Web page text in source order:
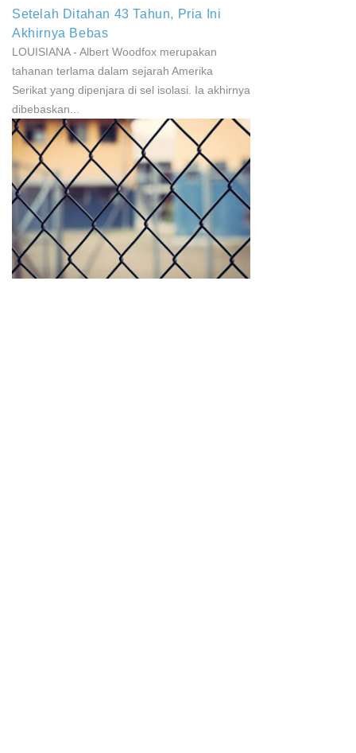
Setelah Ditahan 43 Tahun, Pria Ini
Akhirnya Bebas
LOUISIANA - Albert Woodfox merupakan
tahanan terlama dalam sejarah Amerika
Serikat yang dipenjara di sel isolasi. Ia akhirnya
dibebaskan...